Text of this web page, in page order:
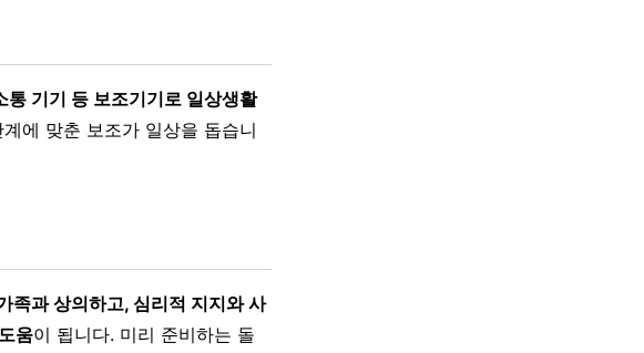
통 기기 등 보조기기로 일상생활
에 맞춘 보조가 일상을 돕습니
족과 상의하고, 심리적 지지와 사
움이 됩니다. 미리 준비하는 돌